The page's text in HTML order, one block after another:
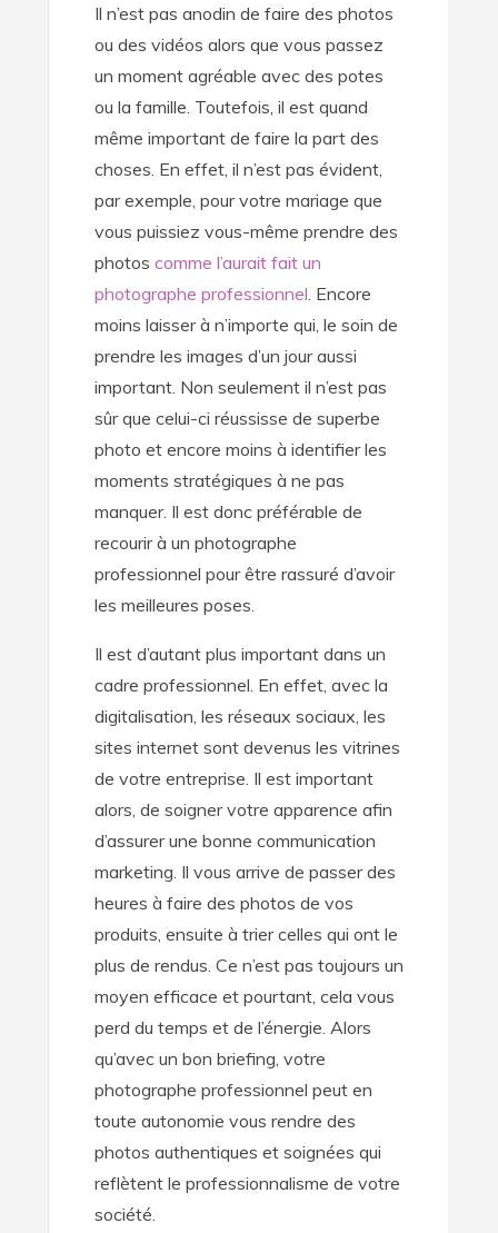
Il n’est pas anodin de faire des photos
ou des vidéos alors que vous passez
un moment agréable avec des potes
ou la famille. Toutefois, il est quand
même important de faire la part des
choses. En effet, il n’est pas évident,
par exemple, pour votre mariage que
vous puissiez vous-même prendre des
photos comme l’aurait fait un
photographe professionnel . Encore
moins laisser à n’importe qui, le soin de
prendre les images d’un jour aussi
important. Non seulement il n’est pas
sûr que celui-ci réussisse de superbe
photo et encore moins à identifier les
moments stratégiques à ne pas
manquer. Il est donc préférable de
recourir à un photographe
professionnel pour être rassuré d’avoir
les meilleures poses.
Il est d’autant plus important dans un
cadre professionnel. En effet, avec la
digitalisation, les réseaux sociaux, les
sites internet sont devenus les vitrines
de votre entreprise. Il est important
alors, de soigner votre apparence afin
d’assurer une bonne communication
marketing. Il vous arrive de passer des
heures à faire des photos de vos
produits, ensuite à trier celles qui ont le
plus de rendus. Ce n’est pas toujours un
moyen efficace et pourtant, cela vous
perd du temps et de l’énergie. Alors
qu’avec un bon briefing, votre
photographe professionnel peut en
toute autonomie vous rendre des
photos authentiques et soignées qui
reflètent le professionnalisme de votre
société.